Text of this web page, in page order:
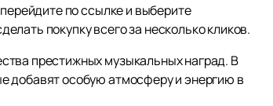
по ссылке и выберите
покупку всего за несколько кликов.
престижных музыкальных наград. В
добавят особую атмосферу и энергию в